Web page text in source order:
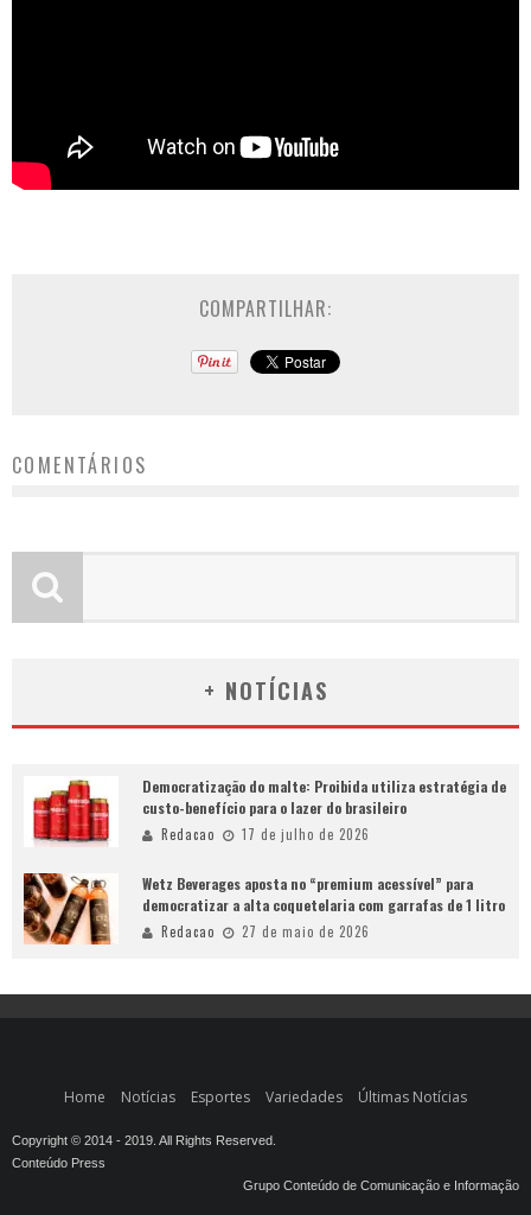
COMPARTILHAR:
COMENTÁRIOS
+ NOTÍCIAS
Democratização do malte: Proibida utiliza estratégia de
custo-benefício para o lazer do brasileiro
Redacao 17 de julho de 2026
Wetz Beverages aposta no “premium acessível” para
democratizar a alta coquetelaria com garrafas de 1 litro
Redacao 27 de maio de 2026
Home Notícias Esportes Variedades Últimas Notícias
Copyright © 2014 - 2019. All Rights Reserved.
Conteúdo Press
Grupo Conteúdo de Comunicação e Informação